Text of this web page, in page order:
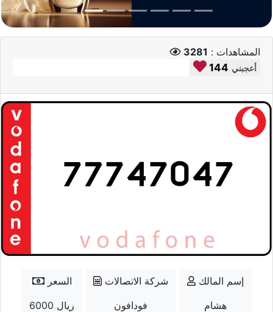
المشاهدات : 3281
144 أعجبني
السعر
6000 ريال
شركة الاتصالات
فودافون
إسم المالك
هشام